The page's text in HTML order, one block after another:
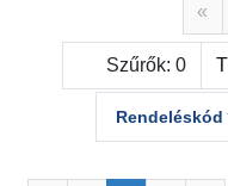
«
Szűrők:0
Rendeléskód